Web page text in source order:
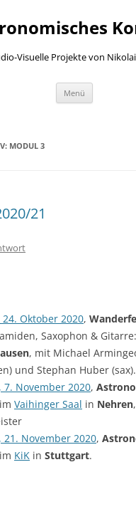
Visuelle Projekte von
Menü
MODUL 3
21
Oktober 2020,
Saxophon & Gitarre:
, mit Michael
und Stephan Huber (sax).
7. November 2020,
im Vaihinger Saal in Nehren
21. November 2020,
im KiK in Stuttgart.